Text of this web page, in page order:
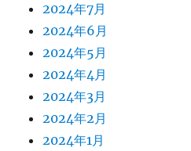
2024年7月
2024年6月
2024年5月
2024年4月
2024年3月
2024年2月
2024年1月